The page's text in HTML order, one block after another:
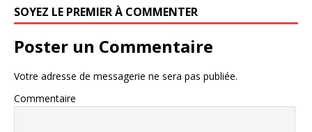
SOYEZ LE PREMIER À COMMENTER
Poster un Commentaire
Votre adresse de messagerie ne sera pas publiée.
Commentaire